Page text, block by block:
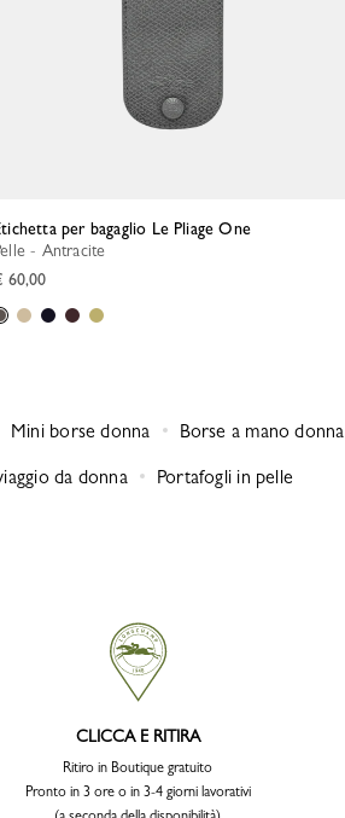
Etichetta per bagaglio Le Pliage One
Pelle - Antracite
60,00
Mini borse donna Borse a mano donna
da donna Portafogli in pelle
CLICCA E RITIRA
Ritiro in Boutique gratuito
Pronto in 3 ore o in 3-4 giorni lavorativi